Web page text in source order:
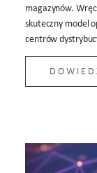
magazynów.
skuteczny model
centrów